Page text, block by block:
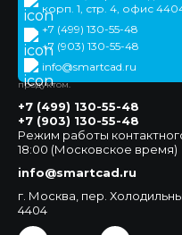
корп. 1, стр. 4, офис
+7 (499) 130-55-48
+7 (903) 130-55-48
info@smartcad.ru
сложности.
Официальный сайт
*Компания Meta Platforms Inc.
деятельность запрещена на
продуктом.
+7 (499) 130-55-48
+7 (903) 130-55-48
Режим работы
18:00 (Московское время)
info@smartcad.ru
г. Москва, пер.
4404